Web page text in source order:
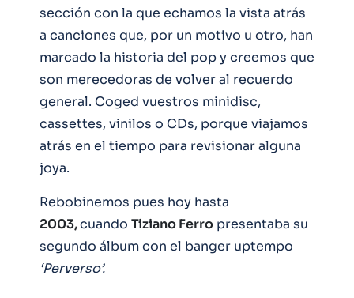
sección con la que echamos la vista atrás
a canciones que, por un motivo u otro, han
marcado la historia del pop y creemos que
son merecedoras de volver al recuerdo
general. Coged vuestros minidisc,
cassettes, vinilos o CDs, porque viajamos
atrás en el tiempo para revisionar alguna
joya.
Rebobinemos pues hoy hasta
2003,cuando Tiziano Ferro presentaba su
segundo álbum con el banger uptempo
‘Perverso’.